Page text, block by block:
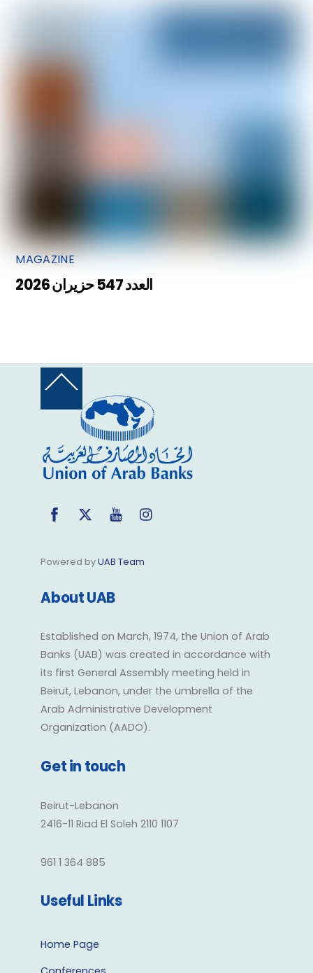
MAGAZINE
العدد 547 حزيران 2026
Back
Top
FacebookTwitter YouTube
Powered byUAB Team
About UAB
Established on March, 1974, the Union of Arab
Banks (UAB) was created in accordance with
its first General Assembly meeting held in
Beirut, Lebanon, under the umbrella of the
Arab Administrative Development
Organization (AADO).
Get in touch
Beirut-Lebanon
2416-11 Riad El Soleh 2110 1107
961 1 364 885
Useful Links
Home Page